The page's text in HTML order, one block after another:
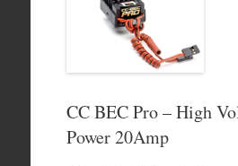
CC BEC Pro – High
Power 20Amp